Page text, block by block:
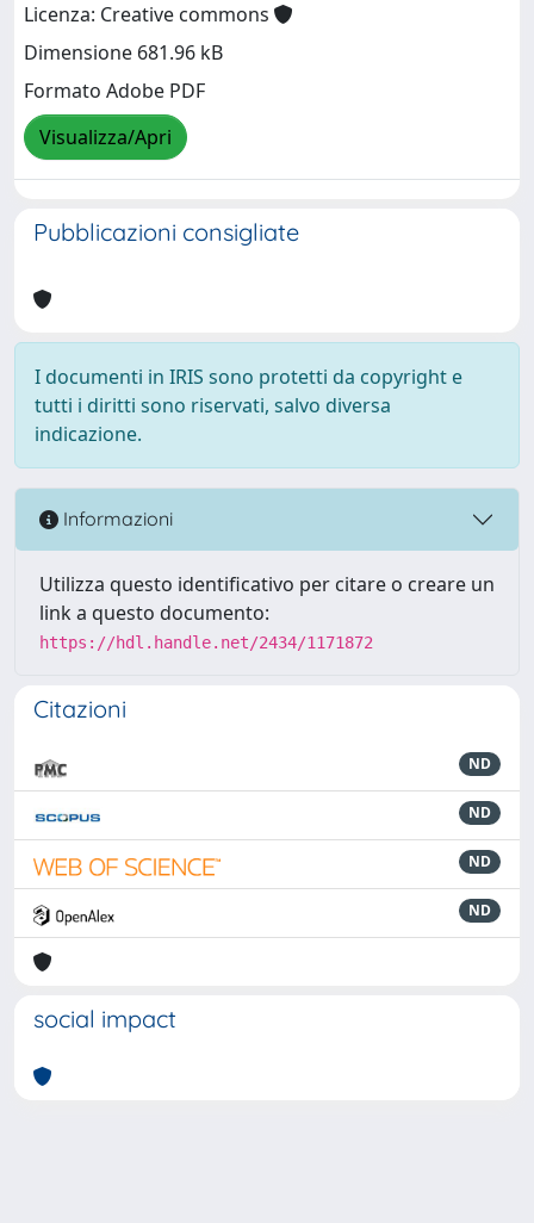
Licenza: Creative commons
Dimensione 681.96 kB
Formato Adobe PDF
Visualizza/Apri
Pubblicazioni consigliate
I documenti in IRIS sono protetti da copyright e
tutti i diritti sono riservati, salvo diversa
indicazione.
Informazioni
Utilizza questo identificativo per citare o creare un
link a questo documento:
https://hdl.handle.net/2434/1171872
Citazioni
ND
ND
ND
ND
social impact